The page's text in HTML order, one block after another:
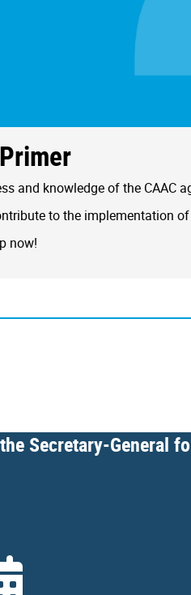
and knowledge of the CAAC
to the implementation
now!
Secretary-General